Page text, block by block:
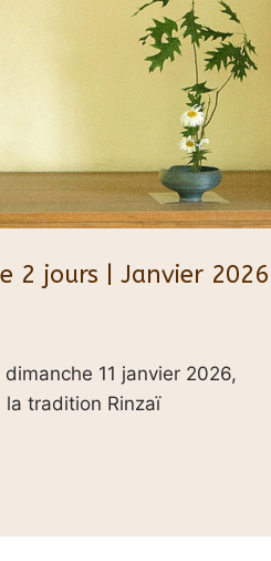
2 jours | Janvier 2026
11 janvier 2026,
la tradition Rinzaï